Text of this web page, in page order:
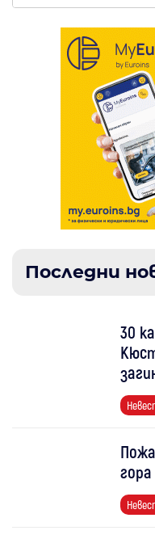
Последни
30